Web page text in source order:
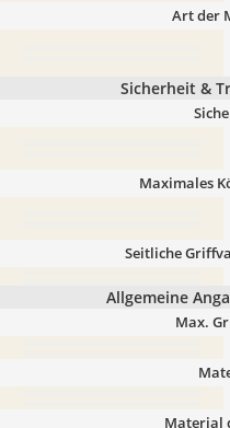
Art der
Sicherheit &
Maximales
Seitliche
Allgemeine
Max.
Material